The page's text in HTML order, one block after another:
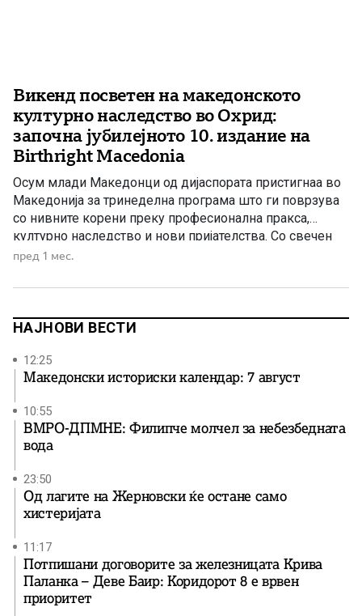
Викенд посветен на македонското
културно наследство во Охрид:
започна јубилејното 10. издание на
Birthright Macedonia
Осум млади Македонци од дијаспората пристигнаа во
Македонија за тринеделна програма што ги поврзува
со нивните корени преку професионална пракса,
културно наследство и нови пријателства. Со свечен
настан во Охрид официјално започна јубилејното,
која и оваа година обедини млади Македонци од
осум учесници […]
пред 1 мес.
НАЈНОВИ ВЕСТИ
12:25
Македонски историски календар: 7 август
10:55
ВМРО-ДПМНЕ: Филипче молчел за небезбедната
вода
23:50
Од лагите на Жерновски ќе остане само
хистеријата
11:17
Потпишани договорите за железницата Крива
Паланка – Деве Баир: Коридорот 8 е врвен
приоритет